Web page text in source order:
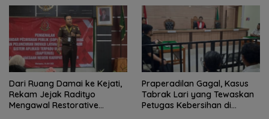
Dari Ruang Damai ke Kejati,
Rekam Jejak Radityo
Mengawal Restorative
Praperadilan Gagal, Kasus
Tabrak Lari yang Tewaskan
Petugas Kebersihan di